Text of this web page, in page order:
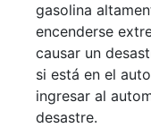
gasolina
encenderse
causar un
si está en el
ingresar al
desastre.